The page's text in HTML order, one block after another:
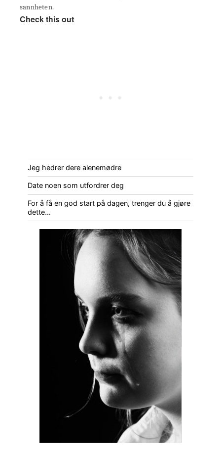
sannheten.
Check this out
Jeg hedrer dere alenemødre
Date noen som utfordrer deg
For å få en god start på dagen, trenger du å gjøre
dette…